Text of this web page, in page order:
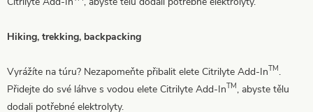
Hiking, trekking, backpacking
Vyrážíte na túru? Nezapomeňte přibalit elete Citrilyte Add-InTM.
Přidejte do své láhve s vodou elete Citrilyte Add-InTM, abyste tělu
dodali potřebné elektrolyty.